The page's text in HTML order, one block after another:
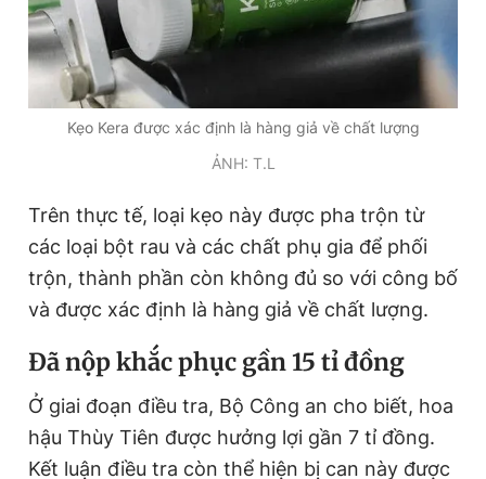
Kẹo Kera được xác định là hàng giả về chất lượng
ẢNH: T.L
Trên thực tế, loại kẹo này được pha trộn từ
các loại bột rau và các chất phụ gia để phối
trộn, thành phần còn không đủ so với công bố
và được xác định là hàng giả về chất lượng.
Đã nộp khắc phục gần 15 tỉ đồng
Ở giai đoạn điều tra, Bộ Công an cho biết, hoa
hậu Thùy Tiên được hưởng lợi gần 7 tỉ đồng.
Kết luận điều tra còn thể hiện bị can này được